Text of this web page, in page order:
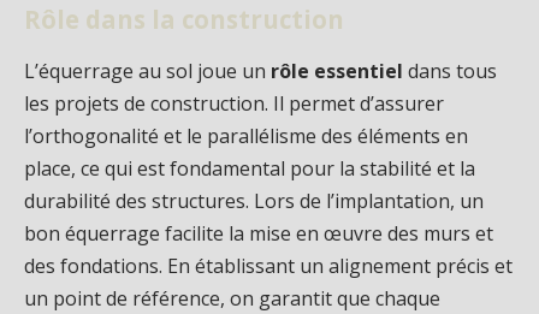
Rôle dans la construction
L’équerrage au sol joue un rôle essentiel dans tous
les projets de construction. Il permet d’assurer
l’orthogonalité et le parallélisme des éléments en
place, ce qui est fondamental pour la stabilité et la
durabilité des structures. Lors de l’implantation, un
bon équerrage facilite la mise en œuvre des murs et
des fondations. En établissant un alignement précis et
un point de référence, on garantit que chaque